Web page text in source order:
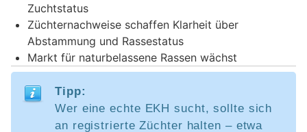
Zuchtstatus
Züchternachweise schaffen Klarheit über
Abstammung und Rassestatus
Markt für naturbelassene Rassen wächst
Tipp:
Wer eine echte EKH sucht, sollte sich
an registrierte Züchter halten – etwa